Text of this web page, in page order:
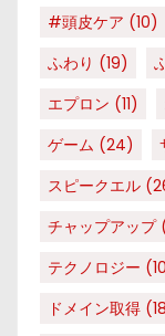
#頭皮ケア (10)
ふわり (19)
エプロン (11)
ゲーム (24)
スピークエル
チャップアップ
テクノロジー
ドメイン取得